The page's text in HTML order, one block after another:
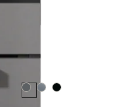
Spalva:Spalva:Spalva: